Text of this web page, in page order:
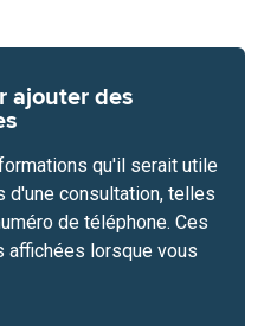
ajouter des
qu'il serait utile
d'une consultation, telles
de téléphone. Ces
affichées lorsque vous